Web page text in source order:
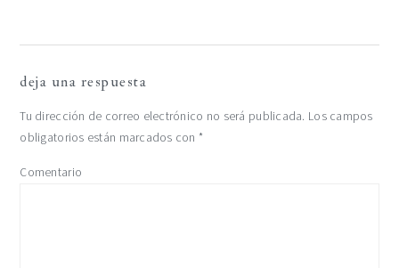
deja una respuesta
Tu dirección de correo electrónico no será publicada. Los campos
obligatorios están marcados con *
Comentario